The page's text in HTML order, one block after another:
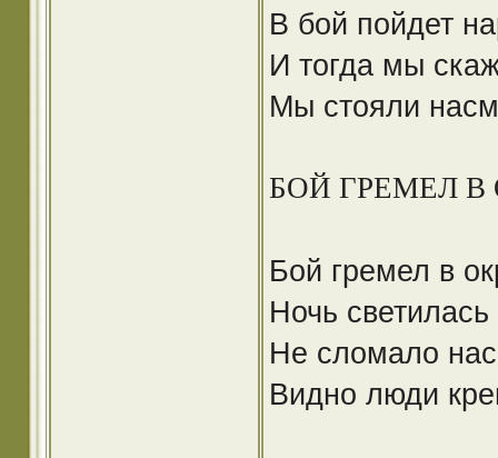
В бой пойдет
И тогда мы
Мы стояли
БОЙ ГРЕМЕЛ В
Бой гремел в
Ночь
Не сломало
Видно люди